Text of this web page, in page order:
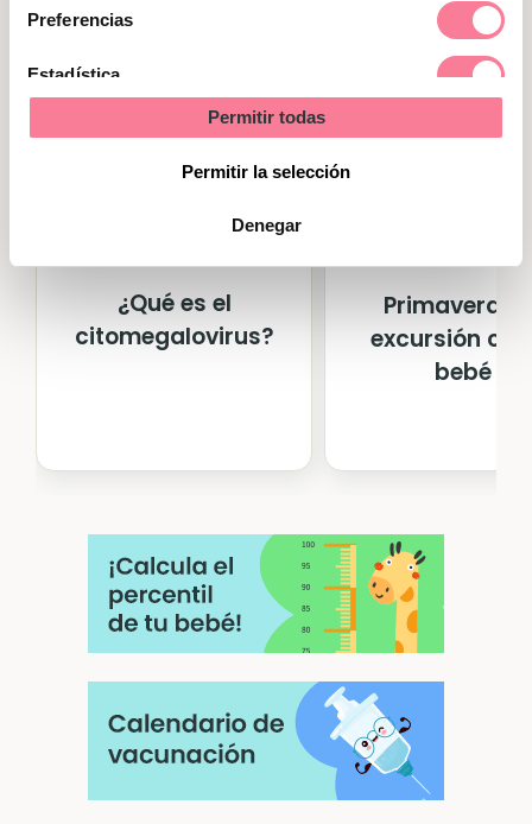
Preferencias
Estadística
Permitir todas
Permitir la selección
Denegar
También te puede interesar
¿Qué es el
citomegalovirus?
Primavera:
excursión
bebé